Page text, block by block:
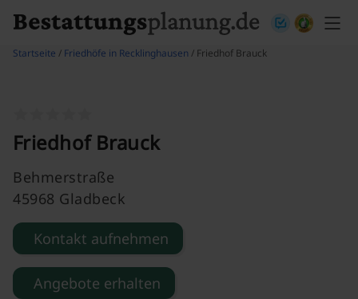
Startseite / Friedhöfe in Recklinghausen / Friedhof Brauck
Friedhof Brauck
Behmerstraße
45968 Gladbeck
Kontakt aufnehmen
Angebote erhalten